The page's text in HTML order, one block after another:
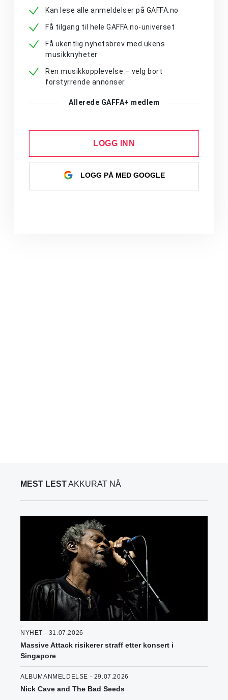
Kan lese alle anmeldelser på GAFFA.no
Få tilgang til hele GAFFA.no-universet
Få ukentlig nyhetsbrev med ukens
musikknyheter
Ren musikkopplevelse – velg bort
forstyrrende annonser
Allerede GAFFA+ medlem
LOGG INN
LOGG PÅ MED GOOGLE
MEST LESTAKKURAT NÅ
NYHET - 31.07.2026
Massive Attack risikerer straff etter konsert i
Singapore
ALBUMANMELDELSE - 29.07.2026
Nick Cave and The Bad Seeds